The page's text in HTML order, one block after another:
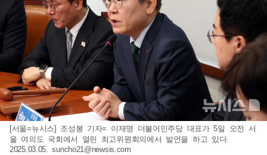
[서울=뉴시스] 조성봉 기자= 이재명 더불어민주당 대표가 5일 오전 서
울 여의도 국회에서 열린 최고위원회의에서 발언을 하고 있다.
2025.03.05.suncho21@newsis.com